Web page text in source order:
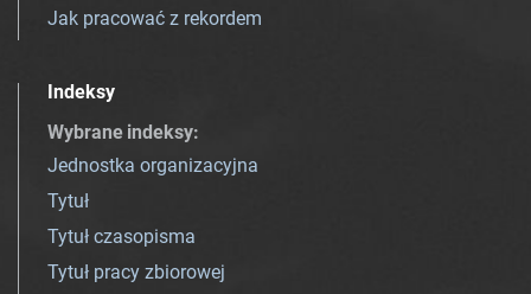
Jak pracować z rekordem
Indeksy
Wybrane indeksy:
Jednostka organizacyjna
Tytuł
Tytuł czasopisma
Tytuł pracy zbiorowej